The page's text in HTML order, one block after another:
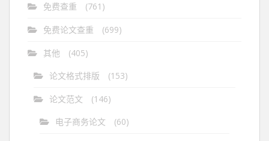
免费查重 (761)
免费论文查重 (699)
其他
(405)
论文格式排版
(153)
论文范文
(146)
电子商务论文
(60)